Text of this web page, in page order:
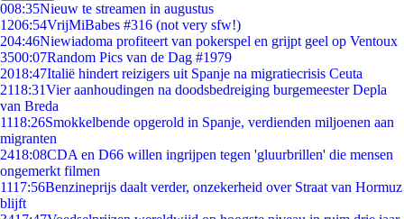
008:35Nieuw te streamen in augustus
1206:54VrijMiBabes #316 (not very sfw!)
204:46Niewiadoma profiteert van pokerspel en grijpt geel op Ventoux
3500:07Random Pics van de Dag #1979
2018:47Italië hindert reizigers uit Spanje na migratiecrisis Ceuta
2118:31Vier aanhoudingen na doodsbedreiging burgemeester Depla
van Breda
1118:26Smokkelbende opgerold in Spanje, verdienden miljoenen aan
migranten
2418:08CDA en D66 willen ingrijpen tegen 'gluurbrillen' die mensen
ongemerkt filmen
1117:56Benzineprijs daalt verder, onzekerheid over Straat van Hormuz
blijft